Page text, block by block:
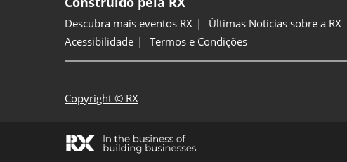
Descubra mais eventos RX Últimas Notícias sobre a RX
Acessibilidade
Termos e Condições
Copyright © RX